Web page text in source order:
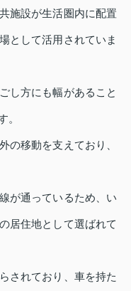
施設が生活圏内に配置
として活用されていま
し方にも幅があること
。
の移動を支えており、
が通っているため、い
居住地として選ばれて
されており、車を持た